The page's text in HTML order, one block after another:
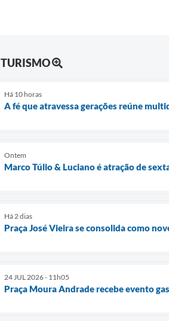
TURISMO
Há 10 horas
A fé que atravessa gerações reúne
Ontem
Marco Túlio & Luciano é atração de
Há 2 dias
Praça José Vieira se consolida como
24 JUL 2026 - 11h05
Praça Moura Andrade recebe evento